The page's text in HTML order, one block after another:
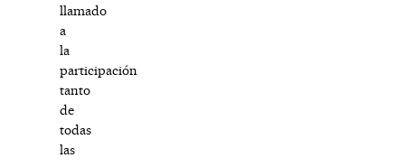
llamado
a
la
participación
tanto
de
todas
las